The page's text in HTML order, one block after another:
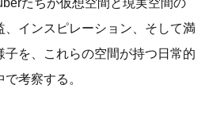
、インスピレーション、そして満
子を、これらの空間が持つ日常的
考察する。